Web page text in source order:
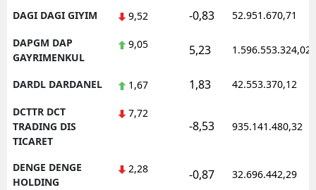
DAGI DAGI GIYIM 9,52 -0,83 52.951.670,71
DAPGM DAP
GAYRIMENKUL
9,05 5,23 1.596.553.324,02
DARDL DARDANEL 1,67 1,83 42.553.370,12
DCTTR DCT
TRADING DIS
TICARET
7,72
-8,53 935.141.480,32
DENGE DENGE
HOLDING
2,28 -0,87 32.696.442,29